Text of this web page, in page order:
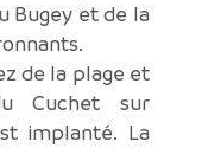
Bugey et de la
de la plage et
Cuchet sur
implanté. La